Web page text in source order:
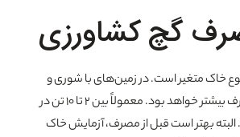
گچ کشاورزی
خاک متغیر است. در زمین‌های با شوری و
سدیمی بالا، مقدار مصرف بیشتر خواهد بود. معمولاً بین ۲ تا ۱۰ تن در
بهتر است قبل از مصرف، آزمایش خاک